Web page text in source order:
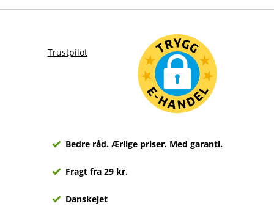
Trustpilot
Bedre råd. Ærlige priser. Med garanti.
Fragt fra 29 kr.
Danskejet